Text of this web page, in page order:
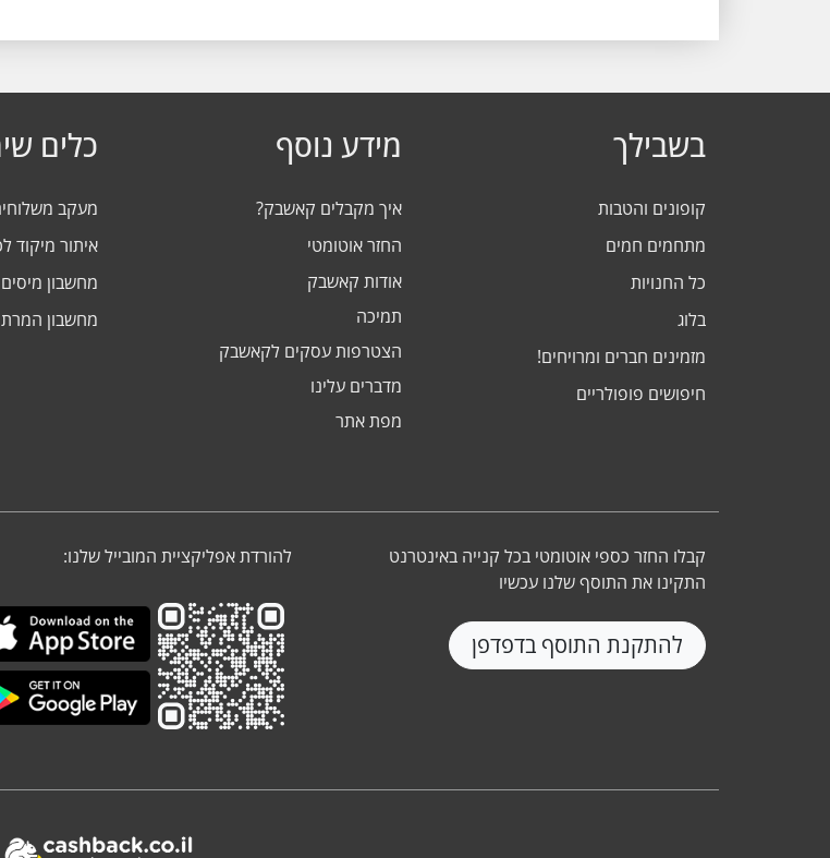
בשבילך
קופונים והטבות
מתחמים חמים
כל החנויות
בלוג
מזמינים חברים ומרויחים!
חיפושים פופולריים
מידע נוסף
איך מקבלים קאשבק?
החזר אוטומטי
אודות קאשבק
תמיכה
הצטרפות עסקים לקאשבק
מדברים עלינו
מפת אתר
כלים
מעקב
איתור מיקוד
מחשבון
מחשבון
קבלו החזר כספי אוטומטי בכל קנייה באינטרנט
התקינו את התוסף שלנו עכשיו
להתקנת התוסף בדפדפן
להורדת אפליקציית המובייל שלנו: